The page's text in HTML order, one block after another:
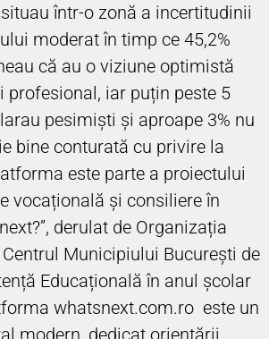
într-o zonă a incertitudinii
moderat în timp ce 45,2%
că au o viziune optimistă
profesional, iar puțin peste 5
pesimiști și aproape 3% nu
bine conturată cu privire la
este parte a proiectului
vocațională și consiliere în
derulat de Organizația
Municipiului București de
Educațională în anul școlar
whatsnext.com.ro este un
modern, dedicat orientării